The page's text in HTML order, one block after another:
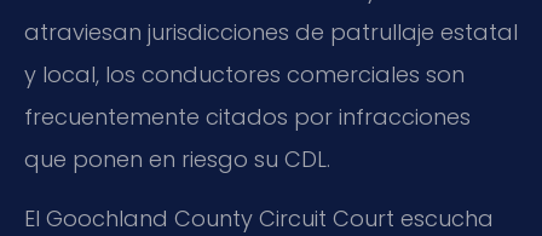
atraviesan jurisdicciones de patrullaje estatal
y local, los conductores comerciales son
frecuentemente citados por infracciones
que ponen en riesgo su CDL.
El Goochland County Circuit Court escucha